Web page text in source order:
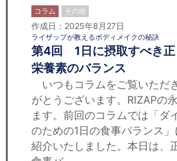
コラム その他
作成日：2025年8月27日
ライザップが教えるボディメイクの秘訣
第4回 1日に摂取すべき正
栄養素のバランス
いつもコラムをご覧いただ
がとうございます。RIZAPの
ます。前回のコラムでは「ダ
のための1日の食事バランス
紹介いたしました。本日は、